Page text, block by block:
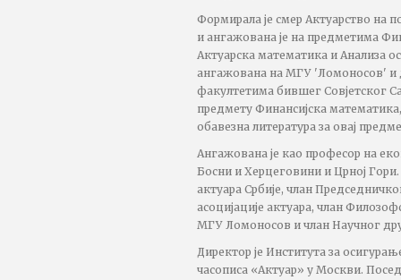
Формирала је смер Актуарство на
и ангажована је на предметима
Актуарска математика и Анализа
ангажована на МГУ 'Ломоносов' и
факултетима бившег Совјетског
предмету Финансијска
обавезна литература за овај
Ангажована је као професор на
Босни и Херцеговини и Црној
актуара Србије, члан
асоцијације актуара, члан
МГУ Ломоносов и члан Научног
Директор је Института за
часописа «Актуар» у Москви.